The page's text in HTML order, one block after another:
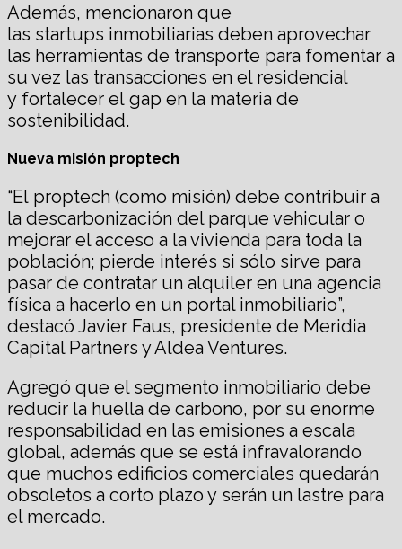
Además, mencionaron que
las startups inmobiliarias deben aprovechar
las herramientas de transporte para fomentar a
su vez las transacciones en el residencial
y fortalecer el gap en la materia de
sostenibilidad.
Nueva misión proptech
“El proptech (como misión) debe contribuir a
la descarbonización del parque vehicular o
mejorar el acceso a la vivienda para toda la
población; pierde interés si sólo sirve para
pasar de contratar un alquiler en una agencia
física a hacerlo en un portal inmobiliario”,
destacó Javier Faus, presidente de Meridia
Capital Partners y Aldea Ventures.
Agregó que el segmento inmobiliario debe
reducir la huella de carbono, por su enorme
responsabilidad en las emisiones a escala
global, además que se está infravalorando
que muchos edificios comerciales quedarán
obsoletos a corto plazo y serán un lastre para
el mercado.